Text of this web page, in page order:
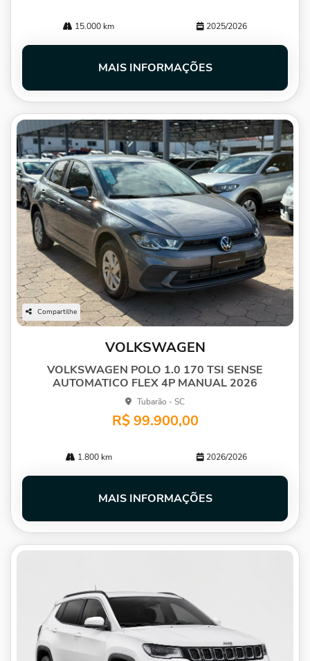
15.000 km 2025/2026
MAIS INFORMAÇÕES
Compartilhe
VOLKSWAGEN
VOLKSWAGEN POLO 1.0 170 TSI SENSE
AUTOMATICO FLEX 4P MANUAL 2026
Tubarão - SC
R$ 99.900,00
1.800 km 2026/2026
MAIS INFORMAÇÕES